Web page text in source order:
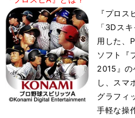
『プロ
「3Dス
用した、
ソフト『
2015』の
し、スマ
グラフィ
手軽な操